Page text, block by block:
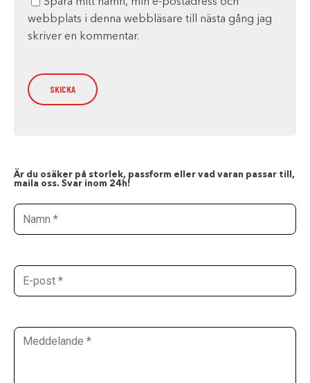
webbplats i denna webbläsare till nästa gång jag
skriver en kommentar.
Är du osäker på storlek, passform eller vad varan passar till,
maila oss. Svar inom 24h!